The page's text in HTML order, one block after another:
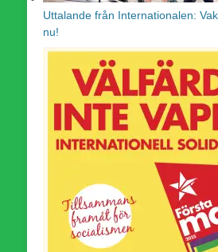
Uttalande från Internationalen:
nu!